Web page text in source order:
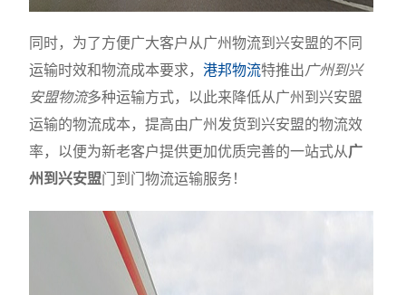
同时，为了方便广大客户从广州物流到兴安盟的不同
运输时效和物流成本要求，港邦物流特推出广州到兴
安盟物流多种运输方式，以此来降低从广州到兴安盟
运输的物流成本，提高由广州发货到兴安盟的物流效
率，以便为新老客户提供更加优质完善的一站式从广
州到兴安盟门到门物流运输服务！